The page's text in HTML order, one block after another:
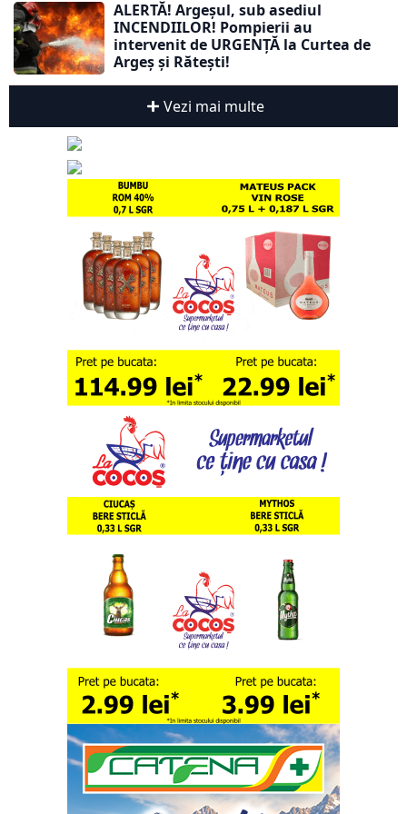
ALERTĂ! Argeșul, sub asediul
INCENDIILOR! Pompierii au
intervenit de URGENȚĂ la Curtea de
Argeș și Rătești!
Vezi mai multe